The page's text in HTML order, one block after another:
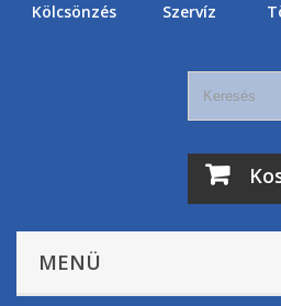
Kölcsönzés Szervíz
MENÜ